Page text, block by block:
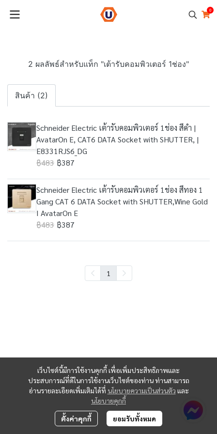
0
2 ผลลัพธ์สำหรับแท็ก "เต้ารับคอมพิวเตอร์ 1ช่อง"
สินค้า (2)
Schneider Electric เต้ารับคอมพิวเตอร์ 1ช่อง สีดำ |
AvatarOn E, CAT6 DATA Socket with SHUTTER, |
E8331RJS6_DG
฿483 ฿387
Schneider Electric เต้ารับคอมพิวเตอร์ 1ช่อง สีทอง 1
Gang CAT 6 DATA Socket with SHUTTER,Wine Gold
I AvatarOn E
฿483 ฿387
1
เว็บไซต์นี้มีการใช้งานคุกกี้ เพื่อเพิ่มประสิทธิภาพและ
ประสบการณ์ที่ดีในการใช้งานเว็บไซต์ของท่าน ท่านสามารถ
อ่านรายละเอียดเพิ่มเติมได้ที่ นโยบายความเป็นส่วนตัว และ
นโยบายคุกกี้
ตั้งค่าคุกกี้ ยอมรับทั้งหมด